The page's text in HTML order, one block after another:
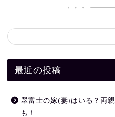
最近の投稿
翠富士の嫁(妻)はいる？両
も！